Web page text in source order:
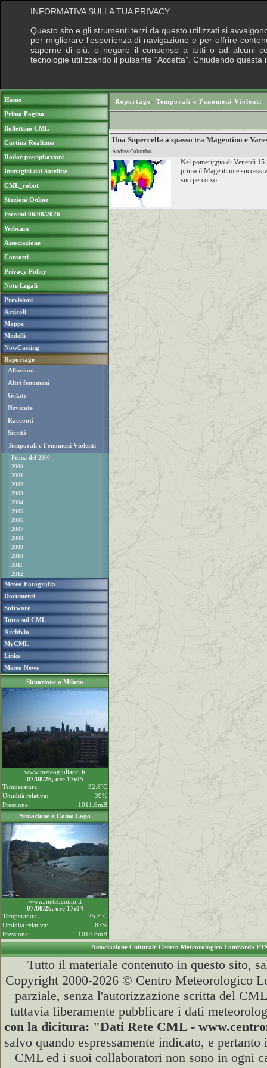
Home
Prima Pagina
Bollettino CML
Cartina Realtime
Radar precipitazioni
Immagini dal Satellite
CML_robot
Stazioni Online
Estremi 06/08/2026
Webcam
Associazione
Contatti
Privacy Policy
Note Legali
Previsioni
Articoli
Mappe
Modelli
NowCasting
Reportage
Alluvioni
Altri fenomeni
Gelate
Nevicate
Racconti
Siccità
Temporali e Fenomeni Violenti
Prima del 2000
2000
2001
2002
2003
2004
2005
2006
2007
2008
2009
2010
2011
2012
Meteo Fotografia
Documenti
Software
Tutto sul CML
Archivio
MyCML
Links
Meteo News
Situazione a Milano
www.meteogiuliacci.it
07/08/26, ore 17:05
Temperatura:
32.8°C
Umidità relativa:
39%
Pressione:
1011.6mB
Situazione a Como Lago
www.meteocomo.it
07/08/26, ore 17:04
Temperatura:
25.8°C
Umidità relativa:
67%
Pressione:
1014.8mB
Reportage› Temporali e Fenomeni Violenti›
Una Supercella a spasso tra Magentino e
Andrea Colombo
Nel pomeriggio di Venerdì 15
prima il Magentino e
suo percorso.
Associazione Culturale Centro Meteorologico Lombardo
Tutto il materiale contenuto in questo sito,
Copyright 2000-2026 © Centro Meteorologico
parziale, senza l'autorizzazione scritta del
tuttavia liberamente pubblicare i dati
con la dicitura: "Dati Rete CML -
salvo quando espressamente indicato, e
CML ed i suoi collaboratori non sono in ogni
INFORMATIVA SULLA TUA PRIVACY
Questo sito e gli strumenti terzi da questo utilizzati si
per migliorare l'esperienza di navigazione e per offrire
saperne di più, o negare il consenso a tutti o ad alcuni
tecnologie utilizzando il pulsante “Accetta”. Chiudendo